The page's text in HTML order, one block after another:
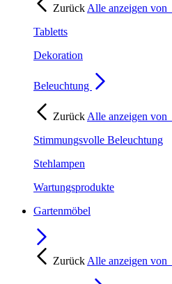
Zurück Alle anzeigen von
Tabletts
Dekoration
Beleuchtung
Zurück Alle anzeigen von
Stimmungsvolle Beleuchtung
Stehlampen
Wartungsprodukte
Gartenmöbel
Zurück Alle anzeigen von